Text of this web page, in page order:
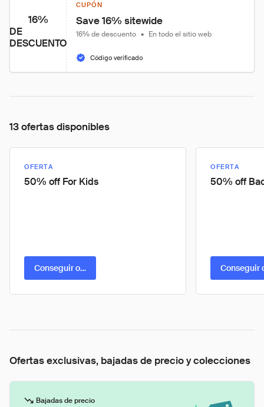
16%
DE
DESCUENTO
CUPÓN
Save 16% sitewide
16% de descuento • En todo el sitio web
Código verificado
13 ofertas disponibles
OFERTA
50% off For Kids
Conseguir oferta
OFERTA
50% off
Conseguir
Ofertas exclusivas, bajadas de precio y colecciones
Bajadas de precio